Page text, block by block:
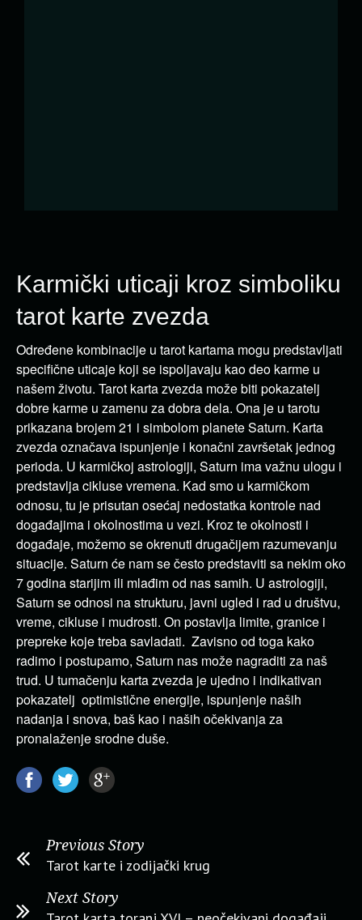
Karmički uticaji kroz simboliku
tarot karte zvezda
Određene kombinacije u tarot kartama mogu predstavljati
specifične uticaje koji se ispoljavaju kao deo karme u
našem životu. Tarot karta zvezda može biti pokazatelj
dobre karme u zamenu za dobra dela. Ona je u tarotu
prikazana brojem 21 i simbolom planete Saturn. Karta
zvezda označava ispunjenje i konačni završetak jednog
perioda. U karmičkoj astrologiji, Saturn ima važnu ulogu i
predstavlja cikluse vremena. Kad smo u karmičkom
odnosu, tu je prisutan osećaj nedostatka kontrole nad
događajima i okolnostima u vezi. Kroz te okolnosti i
događaje, možemo se okrenuti drugačijem razumevanju
situacije. Saturn će nam se često predstaviti sa nekim oko
7 godina starijim ili mlađim od nas samih. U astrologiji,
Saturn se odnosi na strukturu, javni ugled i rad u društvu,
vreme, cikluse i mudrosti. On postavlja limite, granice i
prepreke koje treba savladati. Zavisno od toga kako
radimo i postupamo, Saturn nas može nagraditi za naš
trud. U tumačenju karta zvezda je ujedno i indikativan
pokazatelj optimistične energije, ispunjenje naših
nadanja i snova, baš kao i naših očekivanja za
pronalaženje srodne duše.
Previous Story
Tarot karte i zodijački krug
Next Story